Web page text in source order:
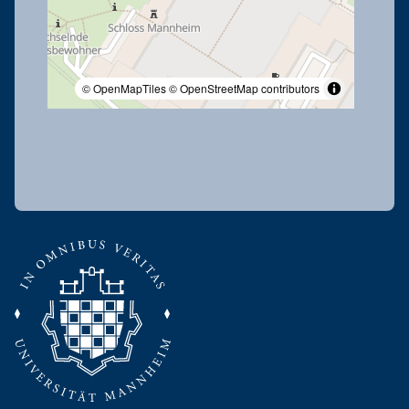
© OpenMapTiles© OpenStreetMap contributors